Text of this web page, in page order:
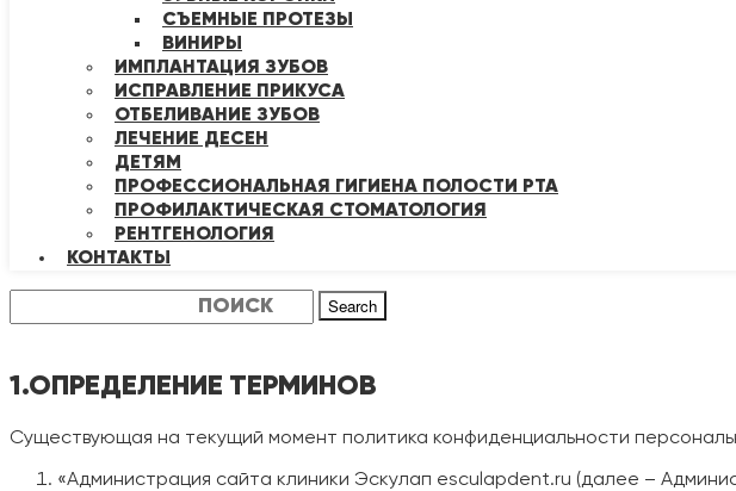
СЪЕМНЫЕ ПРОТЕЗЫ
ВИНИРЫ
ИМПЛАНТАЦИЯ ЗУБОВ
ИСПРАВЛЕНИЕ ПРИКУСА
ОТБЕЛИВАНИЕ ЗУБОВ
ЛЕЧЕНИЕ ДЕСЕН
ДЕТЯМ
ПРОФЕССИОНАЛЬНАЯ ГИГИЕНА ПОЛОСТИ РТА
ПРОФИЛАКТИЧЕСКАЯ СТОМАТОЛОГИЯ
РЕНТГЕНОЛОГИЯ
КОНТАКТЫ
Search
1.ОПРЕДЕЛЕНИЕ ТЕРМИНОВ
Существующая на текущий момент политика конфиденциальности
«Администрация сайта клиники Эскулап esculapdent.ru (далее –